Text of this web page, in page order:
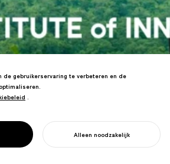
future of the planet from the far corners
de gebruikerservaring te verbeteren en de
.
Alleen noodzakelijk